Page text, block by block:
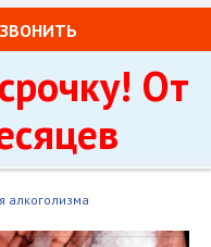
От
алкоголизма